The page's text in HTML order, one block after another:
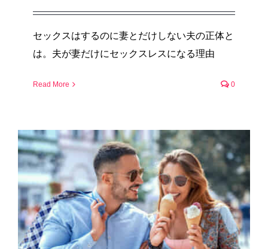
セックスはするのに妻とだけしない夫の正体と
は。夫が妻だけにセックスレスになる理由
Read More 0